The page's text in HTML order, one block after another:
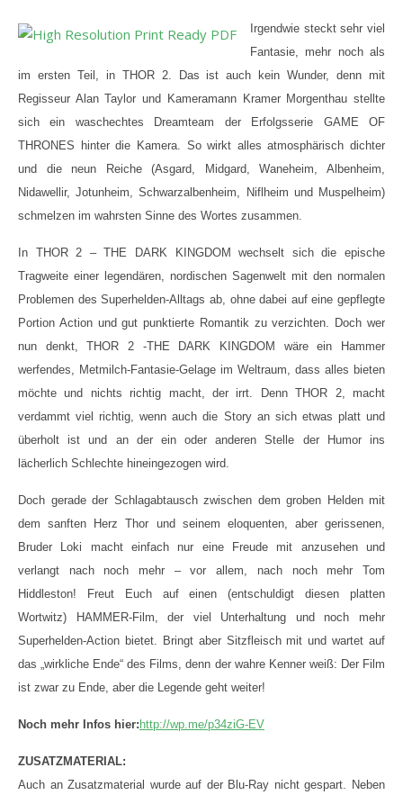
Irgendwie steckt sehr viel
Fantasie, mehr noch als
im ersten Teil, in THOR 2. Das ist auch kein Wunder, denn mit
Regisseur Alan Taylor und Kameramann Kramer Morgenthau stellte
sich ein waschechtes Dreamteam der Erfolgsserie GAME OF
THRONES hinter die Kamera. So wirkt alles atmosphärisch dichter
und die neun Reiche (Asgard, Midgard, Waneheim, Albenheim,
Nidawellir, Jotunheim, Schwarzalbenheim, Niflheim und Muspelheim)
schmelzen im wahrsten Sinne des Wortes zusammen.
In THOR 2 – THE DARK KINGDOM wechselt sich die epische
Tragweite einer legendären, nordischen Sagenwelt mit den normalen
Problemen des Superhelden-Alltags ab, ohne dabei auf eine gepflegte
Portion Action und gut punktierte Romantik zu verzichten. Doch wer
nun denkt, THOR 2 -THE DARK KINGDOM wäre ein Hammer
werfendes, Metmilch-Fantasie-Gelage im Weltraum, dass alles bieten
möchte und nichts richtig macht, der irrt. Denn THOR 2, macht
verdammt viel richtig, wenn auch die Story an sich etwas platt und
überholt ist und an der ein oder anderen Stelle der Humor ins
lächerlich Schlechte hineingezogen wird.
Doch gerade der Schlagabtausch zwischen dem groben Helden mit
dem sanften Herz Thor und seinem eloquenten, aber gerissenen,
Bruder Loki macht einfach nur eine Freude mit anzusehen und
verlangt nach noch mehr – vor allem, nach noch mehr Tom
Hiddleston! Freut Euch auf einen (entschuldigt diesen platten
Wortwitz) HAMMER-Film, der viel Unterhaltung und noch mehr
Superhelden-Action bietet. Bringt aber Sitzfleisch mit und wartet auf
das „wirkliche Ende“ des Films, denn der wahre Kenner weiß: Der Film
ist zwar zu Ende, aber die Legende geht weiter!
Noch mehr Infos hier: http://wp.me/p34ziG-EV
ZUSATZMATERIAL:
Auch an Zusatzmaterial wurde auf der Blu-Ray nicht gespart. Neben